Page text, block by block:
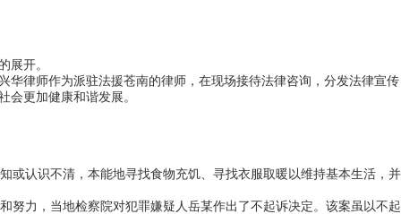
展开。
律师作为派驻法援苍南的律师，在现场接待法律咨询，分发法律宣传
会更加健康和谐发展。
认识不清，本能地寻找食物充饥、寻找衣服取暖以维持基本生活，并
力，当地检察院对犯罪嫌疑人岳某作出了不起诉决定。该案虽以不起